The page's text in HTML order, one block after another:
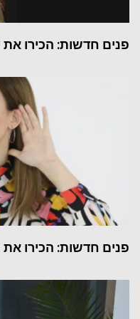
פנים חדשות: הכירו את
פנים חדשות: הכירו את